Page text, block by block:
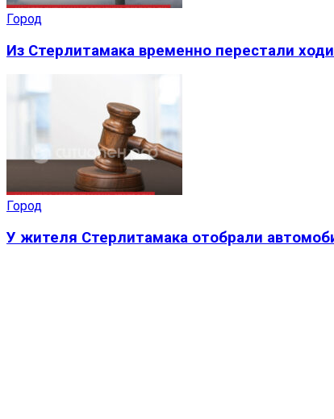
Город
Из Стерлитамака временно перестали
Город
У жителя Стерлитамака отобрали